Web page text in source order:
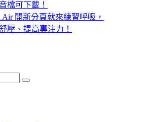
檔可下載！
Air 開新分頁就來練習呼吸，
壓、提高專注力！
Search